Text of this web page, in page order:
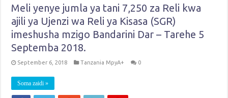
Meli yenye jumla ya tani 7,250 za Reli kwa
ajili ya Ujenzi wa Reli ya Kisasa (SGR)
imeshusha mzigo Bandarini Dar – Tarehe 5
Septemba 2018.
September 6, 2018 Tanzania MpyA+ 0
Soma zaidi »